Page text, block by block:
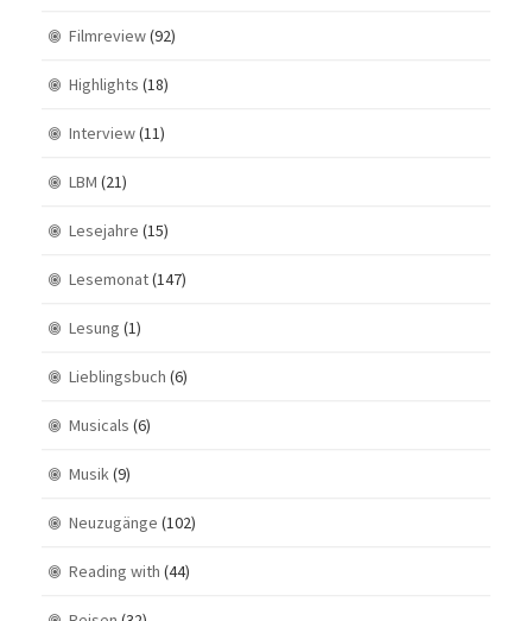
Filmreview(92)
Highlights (18)
Interview(11)
LBM (21)
Lesejahre (15)
Lesemonat(147)
Lesung (1)
Lieblingsbuch (6)
Musicals (6)
Musik(9)
Neuzugänge (102)
Reading with (44)